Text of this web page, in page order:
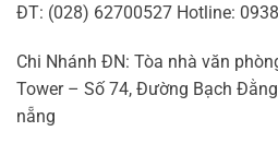
ĐT: (028) 62700527 Hotline:
Chi Nhánh ĐN: Tòa nhà văn
Tower – Số 74, Đường Bạch
nẵng